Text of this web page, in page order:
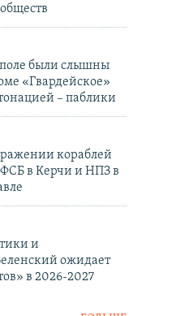
были слышны
«Гвардейское»
– паблики
кораблей
в Керчи и НПЗ в
и
ожидает
в 2026-2027